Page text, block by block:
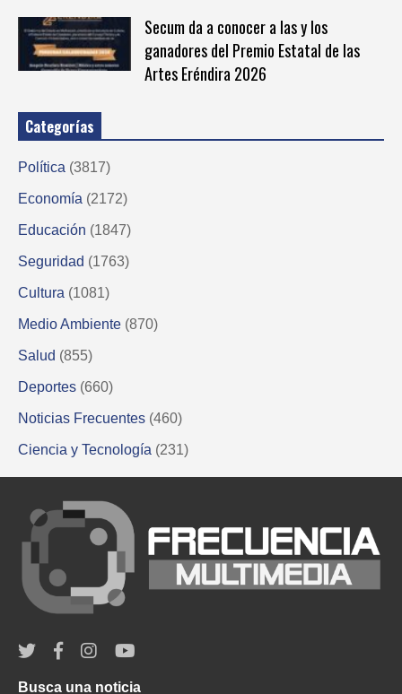
Secum da a conocer a las y los
ganadores del Premio Estatal de las
Artes Eréndira 2026
Categorías
Política (3817)
Economía (2172)
Educación (1847)
Seguridad (1763)
Cultura (1081)
Medio Ambiente (870)
Salud (855)
Deportes (660)
Noticias Frecuentes (460)
Ciencia y Tecnología (231)
Busca una noticia